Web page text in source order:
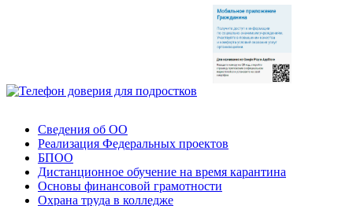
Сведения об ОО
Реализация Федеральных проектов
БПОО
Дистанционное обучение на время карантина
Основы финансовой грамотности
Охрана труда в колледже